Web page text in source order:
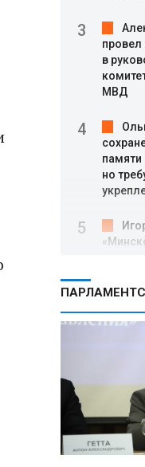
провел
в
МВД
памяти
но
в
томаты
на